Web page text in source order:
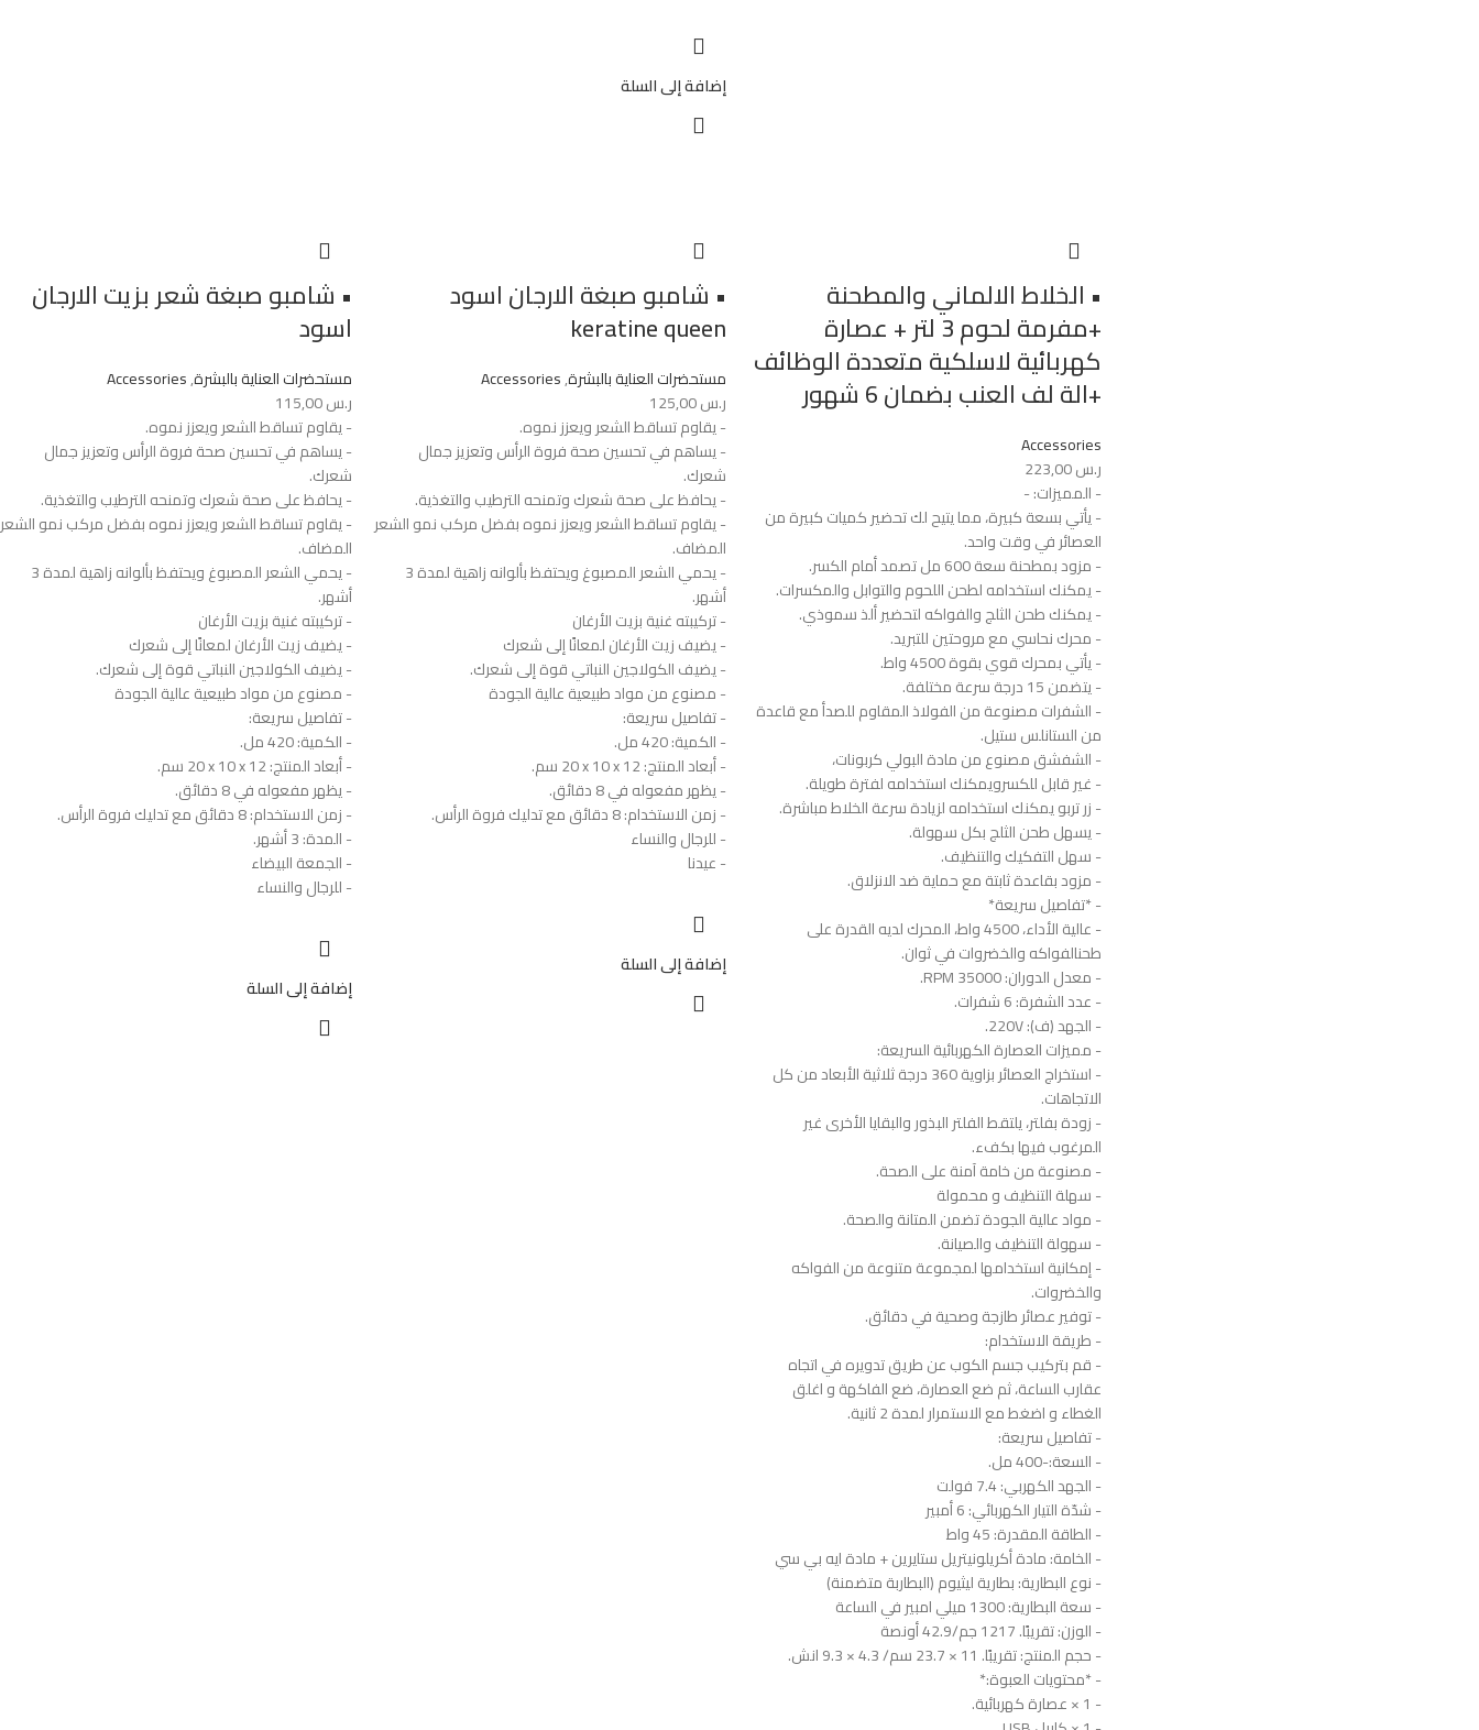
إضافة إلى السلة
• الخلاط الالماني والمطحنة
+مفرمة لحوم 3 لتر + عصارة
كهربائية لاسلكية متعددة الوظائف
+الة لف العنب بضمان 6 شهور
Accessories
ر.س223,00
- المميزات: -
- يأتي بسعة كبيرة، مما يتيح لك تحضير كميات كبيرة من
العصائر في وقت واحد.
- مزود بمطحنة سعة 600 مل تصمد أمام الكسر.
- يمكنك استخدامه لطحن اللحوم والتوابل والمكسرات.
- يمكنك طحن الثلج والفواكه لتحضير ألذ سموذي.
- محرك نحاسي مع مروحتين للتبريد.
- يأتي بمحرك قوي بقوة 4500 واط.
- يتضمن 15 درجة سرعة مختلفة.
- الشفرات مصنوعة من الفولاذ المقاوم للصدأ مع قاعدة
من الستانلس ستيل.
- الشفشق مصنوع من مادة البولي كربونات،
- غير قابل للكسرويمكنك استخدامه لفترة طويلة.
- زر تربو يمكنك استخدامه لزيادة سرعة الخلاط مباشرة.
- يسهل طحن الثلج بكل سهولة.
- سهل التفكيك والتنظيف.
- مزود بقاعدة ثابتة مع حماية ضد الانزلاق.
- *تفاصيل سريعة*
- عالية الأداء، 4500 واط، المحرك لديه القدرة على
طحنالفواكه والخضروات في ثوان.
- معدل الدوران: RPM 35000.
- عدد الشفرة: 6 شفرات.
- الجهد (ف): 220V.
- مميزات العصارة الكهربائية السريعة:
- استخراج العصائر بزاوية 360 درجة ثلاثية الأبعاد من كل
الاتجاهات.
- زودة بفلتر، يلتقط الفلتر البذور والبقايا الأخرى غير
المرغوب فيها بكفء.
- مصنوعة من خامة آمنة على الصحة.
- سهلة التنظيف و محمولة
- مواد عالية الجودة تضمن المتانة والصحة.
- سهولة التنظيف والصيانة.
- إمكانية استخدامها لمجموعة متنوعة من الفواكه
والخضروات.
- توفير عصائر طازجة وصحية في دقائق.
- طريقة الاستخدام:
- قم بتركيب جسم الكوب عن طريق تدويره في اتجاه
عقارب الساعة، ثم ضع العصارة، ضع الفاكهة و اغلق
الغطاء و اضغط مع الاستمرار لمدة 2 ثانية.
- تفاصيل سريعة:
- السعة:-400 مل.
- الجهد الكهربي: 7.4 فولت
- شدّة التيار الكهربائي: 6 أمبير
- الطاقة المقدرة: 45 واط
- الخامة: مادة أكريلونيتريل ستايرين + مادة ايه بي سي
- نوع البطارية: بطارية ليثيوم (البطاربة متضمنة)
- سعة البطارية: 1300 ميلي امبير في الساعة
- الوزن: تقريبًا. 1217 جم/42.9 أونصة
- حجم المنتج: تقريبًا. 11 × 23.7 سم/ 4.3 × 9.3 انش.
- *محتويات العبوة:*
- 1 × عصارة كهربائية.
• شامبو صبغة الارجان اسود
keratine queen
مستحضرات العناية بالبشرة,
Accessories
ر.س
- يقاوم تساقط الشعر ويعزز نموه.
- يساهم في تحسين صحة فروة الرأس وتعزيز جمال
شعرك.
- يحافظ على صحة شعرك وتمنحه الترطيب والتغذية.
- يقاوم تساقط الشعر ويعزز نموه بفضل مركب نمو الشعر
المضاف.
- يحمي الشعر المصبوغ ويحتفظ بألوانه زاهية لمدة 3
أشهر.
- تركيبته غنية بزيت الأرغان
- يضيف زيت الأرغان لمعانًا إلى شعرك
- يضيف الكولاجين النباتي قوة إلى شعرك.
- مصنوع من مواد طبيعية عالية الجودة
- تفاصيل سريعة:
- الكمية: 420 مل.
- أبعاد المنتج: ‎20 x 10 x 12 سم.
- يظهر مفعوله في 8 دقائق.
- زمن الاستخدام: 8 دقائق مع تدليك فروة الرأس.
- للرجال والنساء
- عيدنا
إضافة إلى السلة
• شامبو صبغة شعر بزيت الارجان
اسود
مستحضرات العناية بالبشرة,
Accessories
ر.س
- يقاوم تساقط الشعر ويعزز نموه.
- يساهم في تحسين صحة فروة الرأس وتعزيز جمال
شعرك.
- يحافظ على صحة شعرك وتمنحه الترطيب والتغذية.
- يقاوم تساقط الشعر ويعزز نموه بفضل مركب نمو الشعر
المضاف.
- يحمي الشعر المصبوغ ويحتفظ بألوانه زاهية لمدة 3
أشهر.
- تركيبته غنية بزيت الأرغان
- يضيف زيت الأرغان لمعانًا إلى شعرك
- يضيف الكولاجين النباتي قوة إلى شعرك.
- مصنوع من مواد طبيعية عالية الجودة
- تفاصيل سريعة:
- الكمية: 420 مل.
- أبعاد المنتج: ‎20 x 10 x 12 سم.
- يظهر مفعوله في 8 دقائق.
- زمن الاستخدام: 8 دقائق مع تدليك فروة الرأس.
- المدة: 3 أشهر.
- الجمعة البيضاء
- للرجال والنساء
إضافة إلى السلة